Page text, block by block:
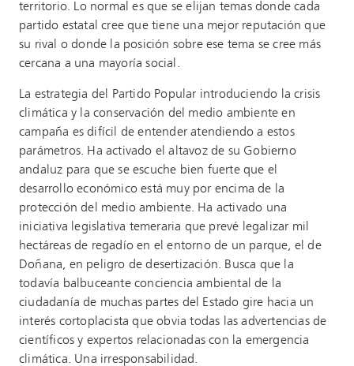
territorio. Lo normal es que se elijan temas donde cada
partido estatal cree que tiene una mejor reputación que
su rival o donde la posición sobre ese tema se cree más
cercana a una mayoría social.
La estrategia del Partido Popular introduciendo la crisis
climática y la conservación del medio ambiente en
campaña es difícil de entender atendiendo a estos
parámetros. Ha activado el altavoz de su Gobierno
andaluz para que se escuche bien fuerte que el
desarrollo económico está muy por encima de la
protección del medio ambiente. Ha activado una
iniciativa legislativa temeraria que prevé legalizar mil
hectáreas de regadío en el entorno de un parque, el de
Doñana, en peligro de desertización. Busca que la
todavía balbuceante conciencia ambiental de la
ciudadanía de muchas partes del Estado gire hacia un
interés cortoplacista que obvia todas las advertencias de
científicos y expertos relacionadas con la emergencia
climática. Una irresponsabilidad.